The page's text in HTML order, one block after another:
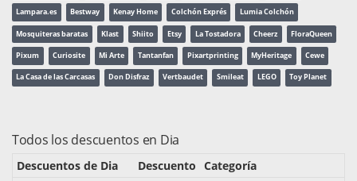
Lampara.es Bestway Kenay Home Colchón Exprés Lumia Colchón
Mosquiteras baratas Klast Shiito Etsy La Tostadora Cheerz FloraQueen
Pixum Curiosite Mi Arte Tantanfan Pixartprinting MyHeritage Cewe
La Casa de las Carcasas Don Disfraz Vertbaudet Smileat LEGO Toy Planet
Todos los descuentos en Dia
Descuentos de Dia Descuento Categoría